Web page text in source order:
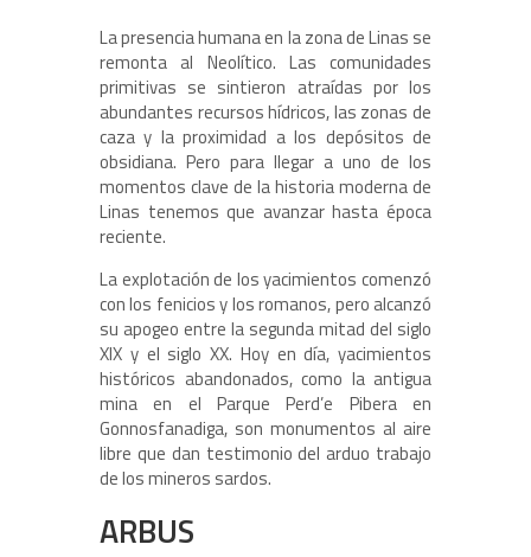
La presencia humana en la zona de Linas se
remonta al Neolítico. Las comunidades
primitivas se sintieron atraídas por los
abundantes recursos hídricos, las zonas de
caza y la proximidad a los depósitos de
obsidiana. Pero para llegar a uno de los
momentos clave de la historia moderna de
Linas tenemos que avanzar hasta época
reciente.
La explotación de los yacimientos comenzó
con los fenicios y los romanos, pero alcanzó
su apogeo entre la segunda mitad del siglo
XIX y el siglo XX. Hoy en día, yacimientos
históricos abandonados, como la antigua
mina en el Parque Perd’e Pibera en
Gonnosfanadiga, son monumentos al aire
libre que dan testimonio del arduo trabajo
de los mineros sardos.
ARBUS